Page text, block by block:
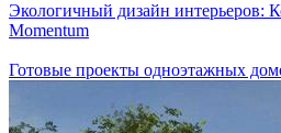
Экологичный дизайн интерьеров:
Momentum
Готовые проекты одноэтажных